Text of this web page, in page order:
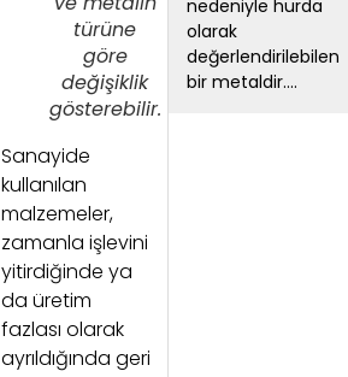
türüne
göre
değişiklik
gösterebilir.
Sanayide
kullanılan
malzemeler,
zamanla işlevini
yitirdiğinde ya
da üretim
fazlası olarak
ayrıldığında geri
nedeniyle hurda
olarak
değerlendirilebilen
bir metaldir....